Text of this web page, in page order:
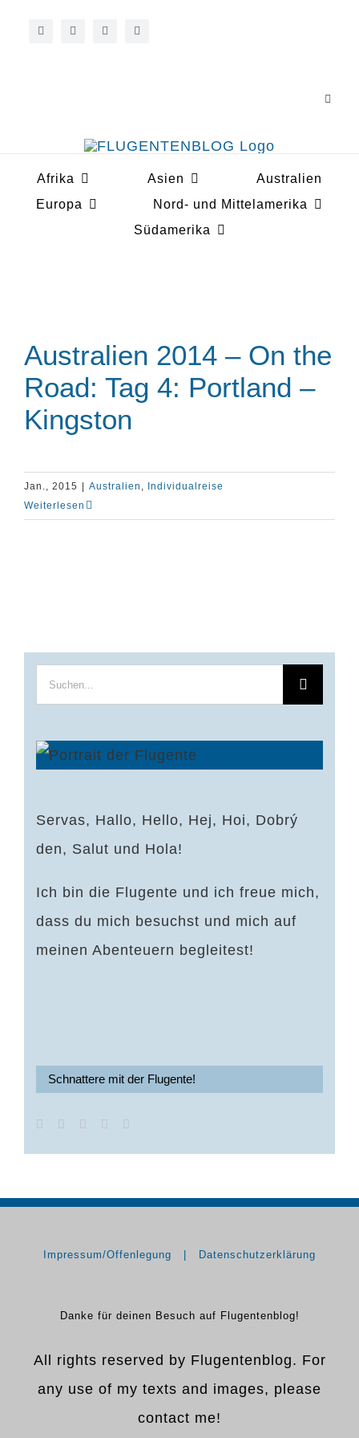
Toggle
Afrika Asien
Australien
Europa
Nord- und Mittelamerika
Südamerika
Australien 2014 – On the
Road: Tag 4: Portland –
Kingston
Jan., 2015 Australien ,
Individualreise
Weiterlesen
Suche
nach:
Servas, Hallo, Hello, Hej, Hoi, Dobrý
den, Salut und Hola!
Ich bin die Flugente und ich freue mich,
dass du mich besuchst und mich auf
meinen Abenteuern begleitest!
Schnattere mit der Flugente!
Impressum/Offenlegung Datenschutzerklärung
Danke für deinen Besuch auf Flugentenblog!
All rights reserved by Flugentenblog. For
any use of my texts and images, please
contact me!